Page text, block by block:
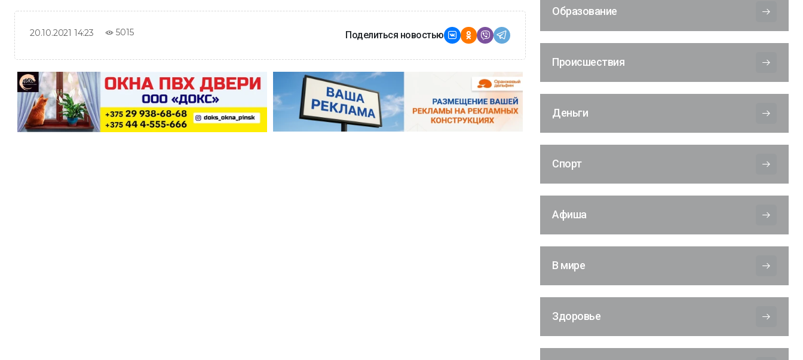
20.10.2021 14:23 5015 Поделиться новостью
Образование
Происшествия
Деньги
Спорт
Афиша
В мире
Здоровье